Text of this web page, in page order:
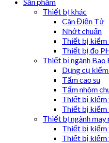
Thiết bị khác
Cân Điện Tử
Nhớt chuẩn
Thiết bị kiểm
Thiết bị đo
Thiết bị ngành Bao
Dụng cụ
Tấm cao su
Tấm nhôm
Thiết bị kiểm
Thiết bị kiểm
Thiết bị ngành may
Thiết bị kiểm
Thiết bị kiểm